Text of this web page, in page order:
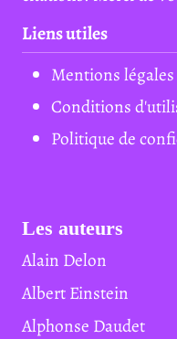
Liens utiles
Mentions légales
Conditions
Politique de
Les auteurs
Alain Delon
Albert Einstein
Alphonse Daudet